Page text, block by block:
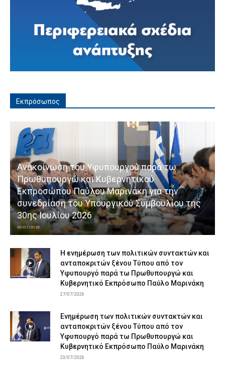
Εκπρόσωπος
Ανακοίνωση του Υφυπουργού παρά τω
Πρωθυπουργώ και Κυβερνητικού
Εκπροσώπου Παύλου Μαρινάκη για την
συνεδρίαση του Υπουργικού Συμβουλίου της
30ης Ιουλίου 2026
30/07/2026
Η ενημέρωση των πολιτικών συντακτών και
ανταποκριτών ξένου Τύπου από τον
Υφυπουργό παρά τω Πρωθυπουργώ και
Κυβερνητικό Εκπρόσωπο Παύλο Μαρινάκη
27/07/2026
Ενημέρωση των πολιτικών συντακτών και
ανταποκριτών ξένου Τύπου από τον
Υφυπουργό παρά τω Πρωθυπουργώ και
Κυβερνητικό Εκπρόσωπο Παύλο Μαρινάκη
23/07/2026